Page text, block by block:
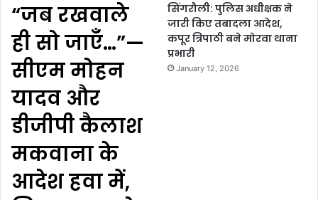
“जब रखवाले
ही सो जाएँ…”—
सीएम मोहन
यादव और
डीजीपी कैलाश
मकवाना के
आदेश हवा में,
सिंगरौली: पुलिस अधीक्षक ने
जारी किए तबादला आदेश,
कपूर त्रिपाठी बने मोरवा थाना
प्रभारी
January 12, 2026